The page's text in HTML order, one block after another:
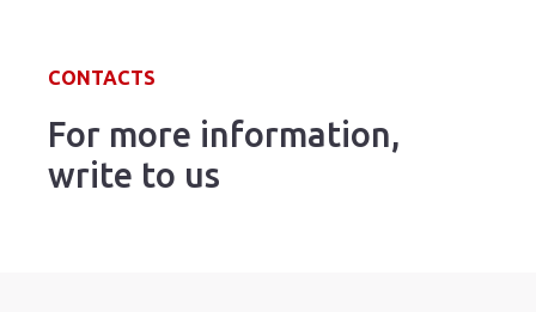
CONTACTS
For more information,
write to us